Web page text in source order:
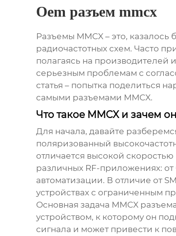
Oem разъем mmcx
Разъемы MMCX– это, казалось
радиочастотных схем. Часто
полагаясь на производителей
серьезным проблемам с
статья – попытка поделиться
самыми разъемами MMCX.
Что такое MMCX и зачем
Для начала, давайте
поляризованный
отличается высокой
различных RF-приложениях:
автоматизации. В отличие от
устройствах с ограниченным
Основная задача MMCX
устройством, к которому он
сигнала и может привести к